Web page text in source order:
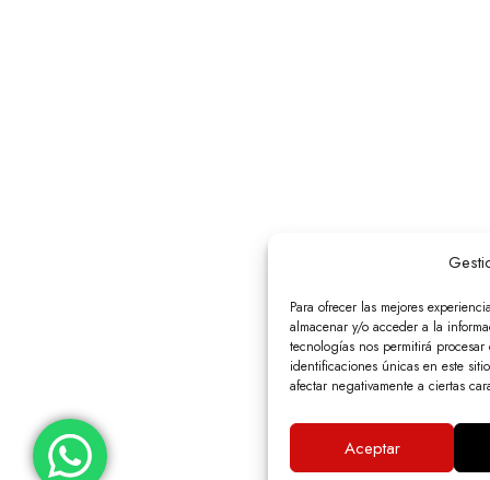
Para ofrecer las mejores
almacenar y/o acceder a la
tecnologías nos permitirá
identificaciones únicas en este
afectar negativamente a ciertas
Aceptar